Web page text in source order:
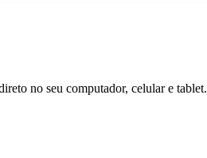
no seu computador, celular e tablet.